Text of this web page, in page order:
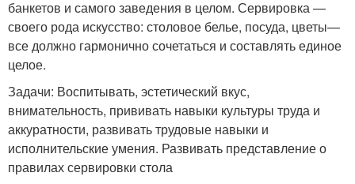
банкетов и самого заведения в целом. Сервировка —
своего рода искусство: столовое белье, посуда, цветы—
все должно гармонично сочетаться и составлять единое
целое.
Задачи: Воспитывать, эстетический вкус,
внимательность, прививать навыки культуры труда и
аккуратности, развивать трудовые навыки и
исполнительские умения. Развивать представление о
правилах сервировки стола